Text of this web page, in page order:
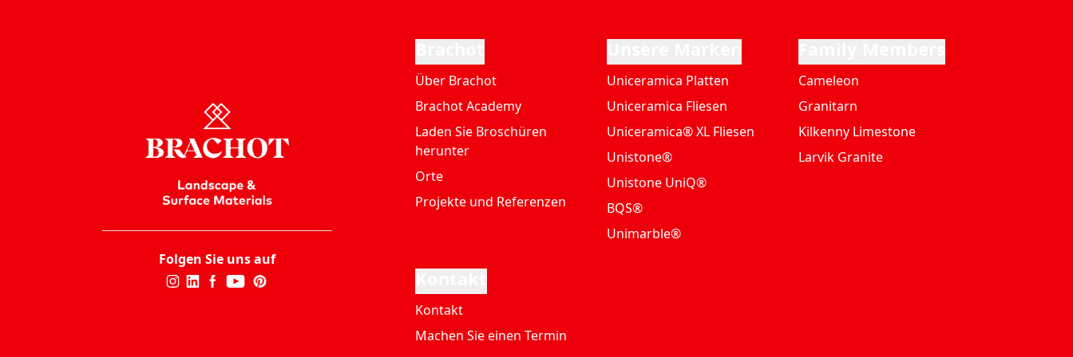
Folgen Sie uns auf
Über Brachot
Brachot Academy
Laden Sie Broschüren
herunter
Orte
Projekte und Referenzen
Uniceramica Platten
Uniceramica Fliesen
Uniceramica® XL Fliesen
Unistone®
Unistone UniQ®
BQS®
Unimarble®
Cameleon
Granitarn
Kilkenny Limestone
Larvik Granite
Kontakt
Machen Sie einen Termin